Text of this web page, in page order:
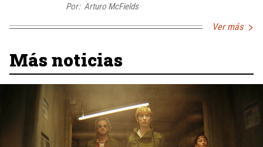
Por: Arturo McFields
Ver más
Más noticias